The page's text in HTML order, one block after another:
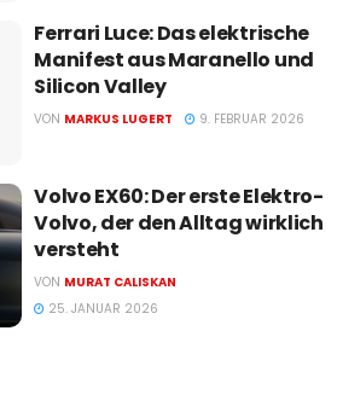
Ferrari Luce: Das elektrische
Manifest aus Maranello und
Silicon Valley
VON MARKUS LUGERT 9. FEBRUAR 2026
Volvo EX60: Der erste Elektro-
Volvo, der den Alltag wirklich
versteht
VON MURAT CALISKAN
25. JANUAR 2026